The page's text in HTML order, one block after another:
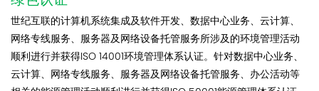
世纪互联的计算机系统集成及软件开发、数据中心业务、云计算、
网络专线服务、服务器及网络设备托管服务所涉及的环境管理活动
顺利进行并获得ISO 14001环境管理体系认证。针对数据中心业务、
云计算、网络专线服务、服务器及网络设备托管服务、办公活动等